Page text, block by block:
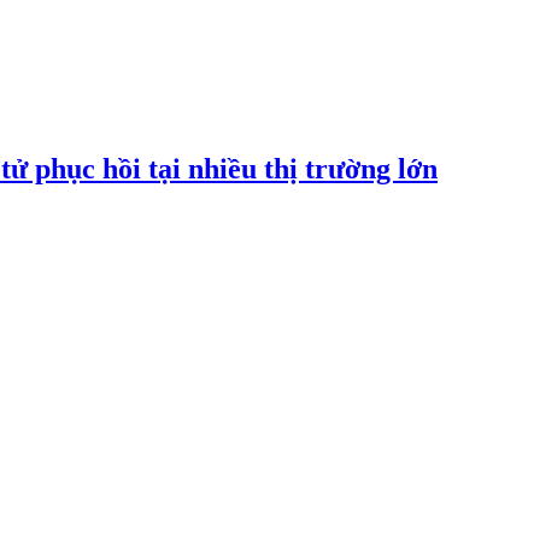
phục hồi tại nhiều thị trường lớn